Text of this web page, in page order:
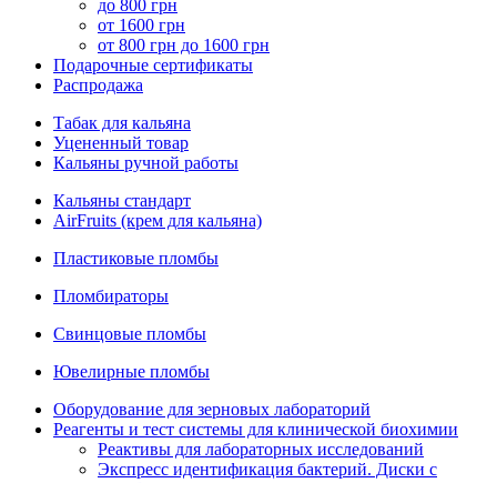
до 800 грн
от 1600 грн
от 800 грн до 1600 грн
Подарочные сертификаты
Распродажа
Табак для кальяна
Уцененный товар
Кальяны ручной работы
Кальяны стандарт
AirFruits (крем для кальяна)
Пластиковые пломбы
Пломбираторы
Свинцовые пломбы
Ювелирные пломбы
Оборудование для зерновых лабораторий
Реагенты и тест системы для клинической биохимии
Реактивы для лабораторных исследований
Экспресс идентификация бактерий. Диски с